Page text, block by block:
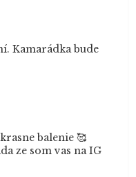
je 5 z 5 hvězdiček.
Kamarádka bude
je 5 z 5 hvězdiček.
balenie 🥰
ze som vas na IG